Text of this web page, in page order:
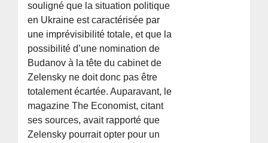
souligné que la situation politique
en Ukraine est caractérisée par
une imprévisibilité totale, et que la
possibilité d’une nomination de
Budanov à la tête du cabinet de
Zelensky ne doit donc pas être
totalement écartée. Auparavant, le
magazine The Economist, citant
ses sources, avait rapporté que
Zelensky pourrait opter pour un